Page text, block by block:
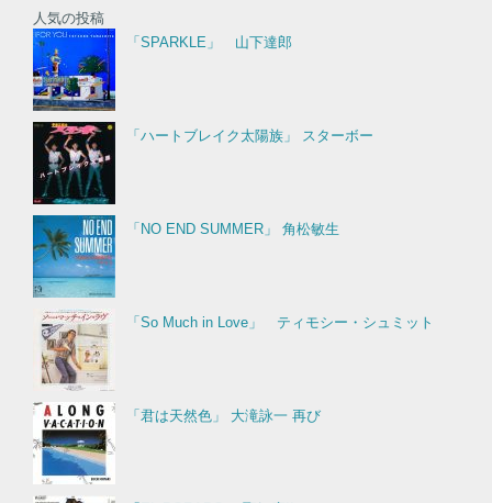
人気の投稿
「SPARKLE」 山下達郎
「ハートブレイク太陽族」 スターボー
「NO END SUMMER」 角松敏生
「So Much in Love」 ティモシー・シュミット
「君は天然色」 大滝詠一 再び